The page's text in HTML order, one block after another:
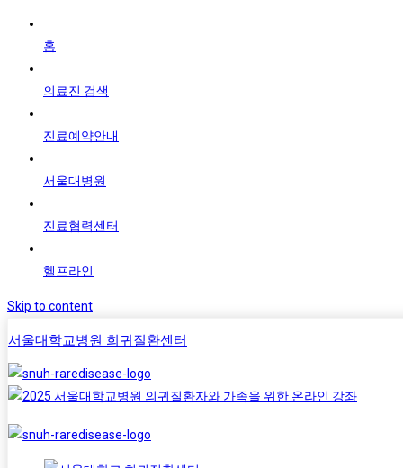
홈
의료진 검색
진료예약안내
서울대병원
진료협력센터
헬프라인
Skip to content
서울대학교병원 희귀질환센터